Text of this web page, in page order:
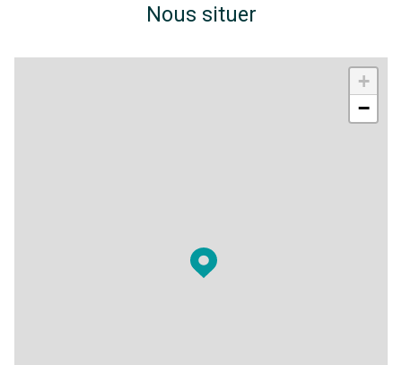
Nous situer
+
−